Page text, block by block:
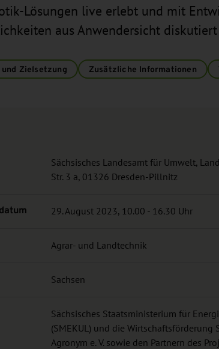
Lösungen live erlebt und mit
aus Anwendersicht
Zielsetzung Zusätzliche Informationen
Sächsisches Landesamt für Umwelt,
Str. 3 a, 01326 Dresden-Pillnitz
29. August 2023, 10.00 - 16.30 Uhr
Agrar- und Landtechnik
Sachsen
Sächsisches Staatsministerium für
(SMEKUL) und die Wirtschaftsförderung
Agronym e. V. sowie den Partnern des